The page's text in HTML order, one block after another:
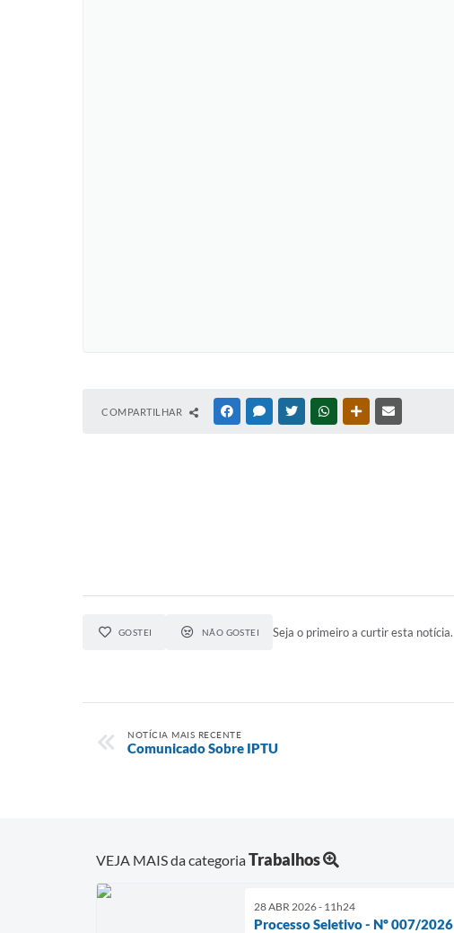
COMPARTILHAR FACEBOOKMESSENGER
TWITTERWHATSAPPOUTRAS MÍDIAS
GOSTEI NÃO GOSTEI Seja o primeiro a curtir esta notícia.
NOTÍCIA MAIS RECENTE
Comunicado Sobre IPTU
VEJA MAIS da categoriaTrabalhos
28 ABR 2026 - 11h24
Processo Seletivo - Nº 007/2026